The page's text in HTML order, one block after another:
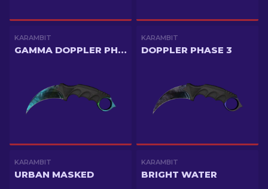
KARAMBIT
GAMMA DOPPLER PHASE 3
KARAMBIT
DOPPLER PHASE 3
KARAMBIT
URBAN MASKED
KARAMBIT
BRIGHT WATER